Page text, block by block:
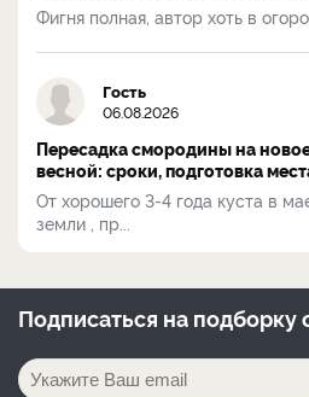
Фигня полная, автор хоть в
Гость
06.08.2026
Пересадка смородины на
весной: сроки, подготовка
От хорошего 3-4 года куста в
земли , пр...
Подписаться на подборку